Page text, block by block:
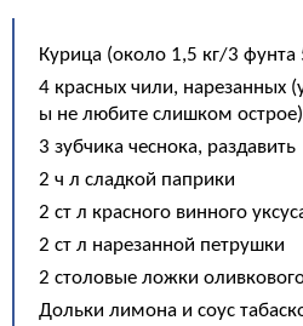
Курица (около 1,5 кг/3 фунта
4 красных чили, нарезанных
ы не любите слишком острое)
3 зубчика чеснока, раздавить
2 ч л сладкой паприки
2 ст л красного винного
2 ст л нарезанной петрушки
2 столовые ложки
Дольки лимона и соус